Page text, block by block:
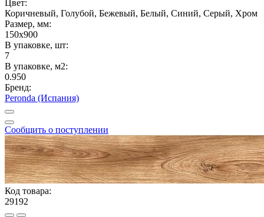
Цвет:
Коричневый, Голубой, Бежевый, Белый, Синий, Серый, Хром
Размер, мм:
150x900
В упаковке, шт:
7
В упаковке, м2:
0.950
Бренд:
Peronda (Испания)
Сообщить о поступлении
Код товара:
29192